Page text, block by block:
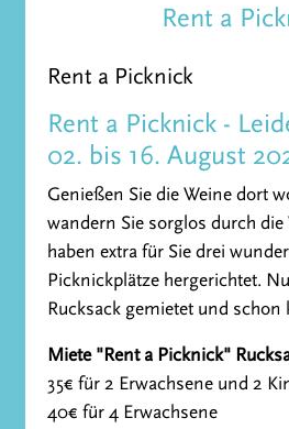
Rent a
Rent a Picknick
Rent a Picknick -
02. bis 16. August
Genießen Sie die Weine dort
wandern Sie sorglos durch
haben extra für Sie drei
Picknickplätze hergerichtet.
Rucksack gemietet und schon
Miete "Rent a Picknick"
35€ für 2 Erwachsene und 2
40€ für 4 Erwachsene